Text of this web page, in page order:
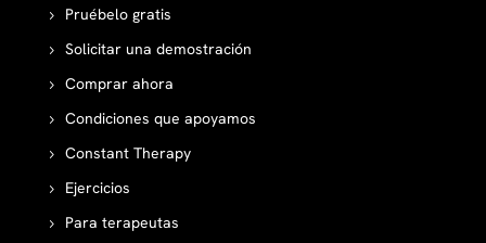
Pruébelo gratis
Solicitar una demostración
Comprar ahora
Condiciones que apoyamos
Constant Therapy
Ejercicios
Para terapeutas